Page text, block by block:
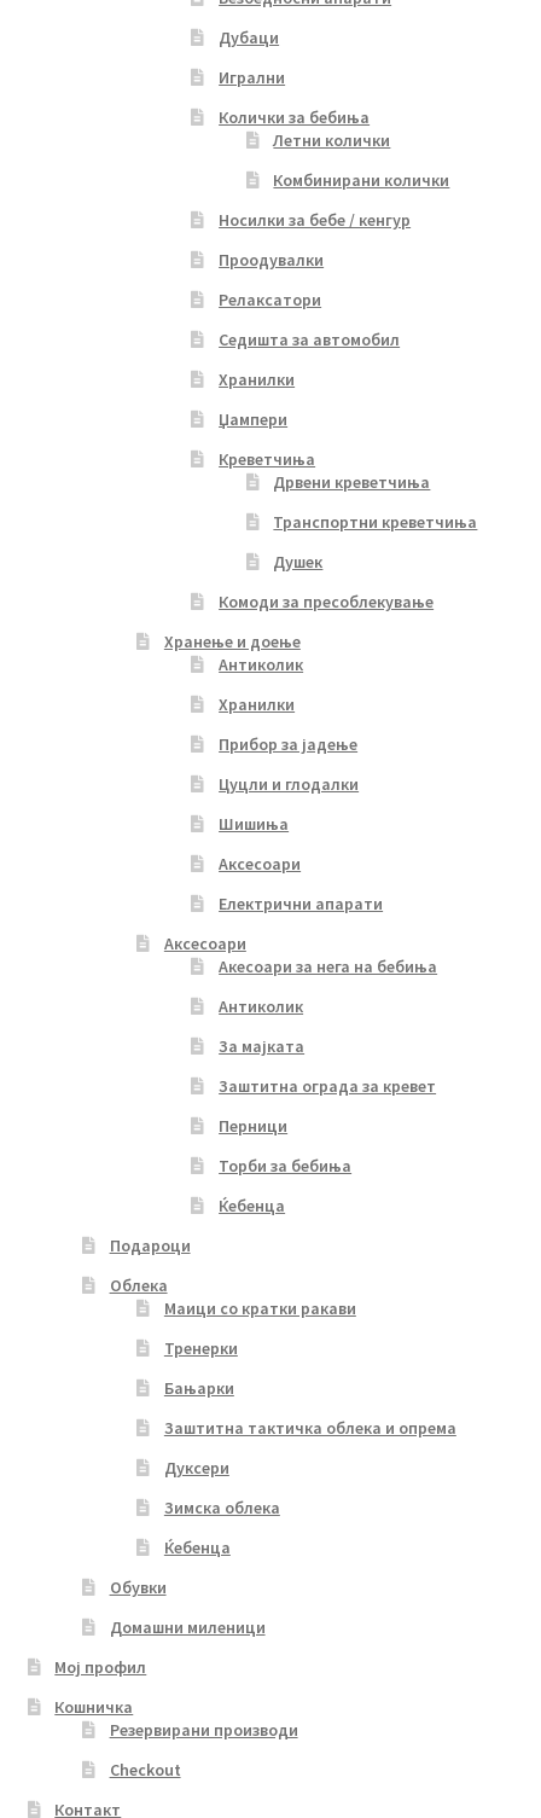
Дубаци
Игрални
Колички за бебиња
Летни колички
Комбинирани колички
Носилки за бебе / кенгур
Проодувалки
Релаксатори
Седишта за автомобил
Хранилки
Џампери
Креветчиња
Дрвени креветчиња
Транспортни креветчиња
Душек
Комоди за пресоблекување
Хранење и доење
Антиколик
Хранилки
Прибор за јадење
Цуцли и глодалки
Шишиња
Аксесоари
Електрични апарати
Аксесоари
Акесоари за нега на бебиња
Антиколик
За мајката
Заштитна ограда за кревет
Перници
Торби за бебиња
Ќебенца
Подароци
Облека
Маици со кратки ракави
Тренерки
Бањарки
Заштитна тактичка облека и опрема
Дуксери
Зимска облека
Ќебенца
Обувки
Домашни миленици
Мој профил
Кошничка
Резервирани производи
Checkout
Контакт